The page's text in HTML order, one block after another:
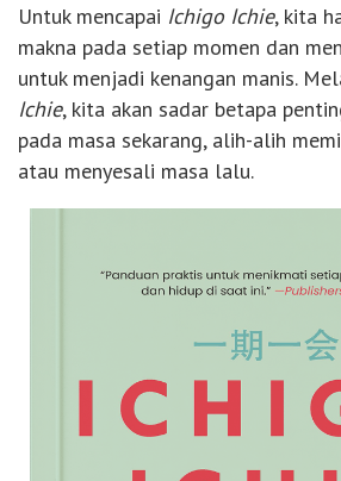
Untuk mencapai Ichigo Ichie, kita
makna pada setiap momen dan
untuk menjadi kenangan manis.
Ichie, kita akan sadar betapa
pada masa sekarang, alih-alih
atau menyesali masa lalu.